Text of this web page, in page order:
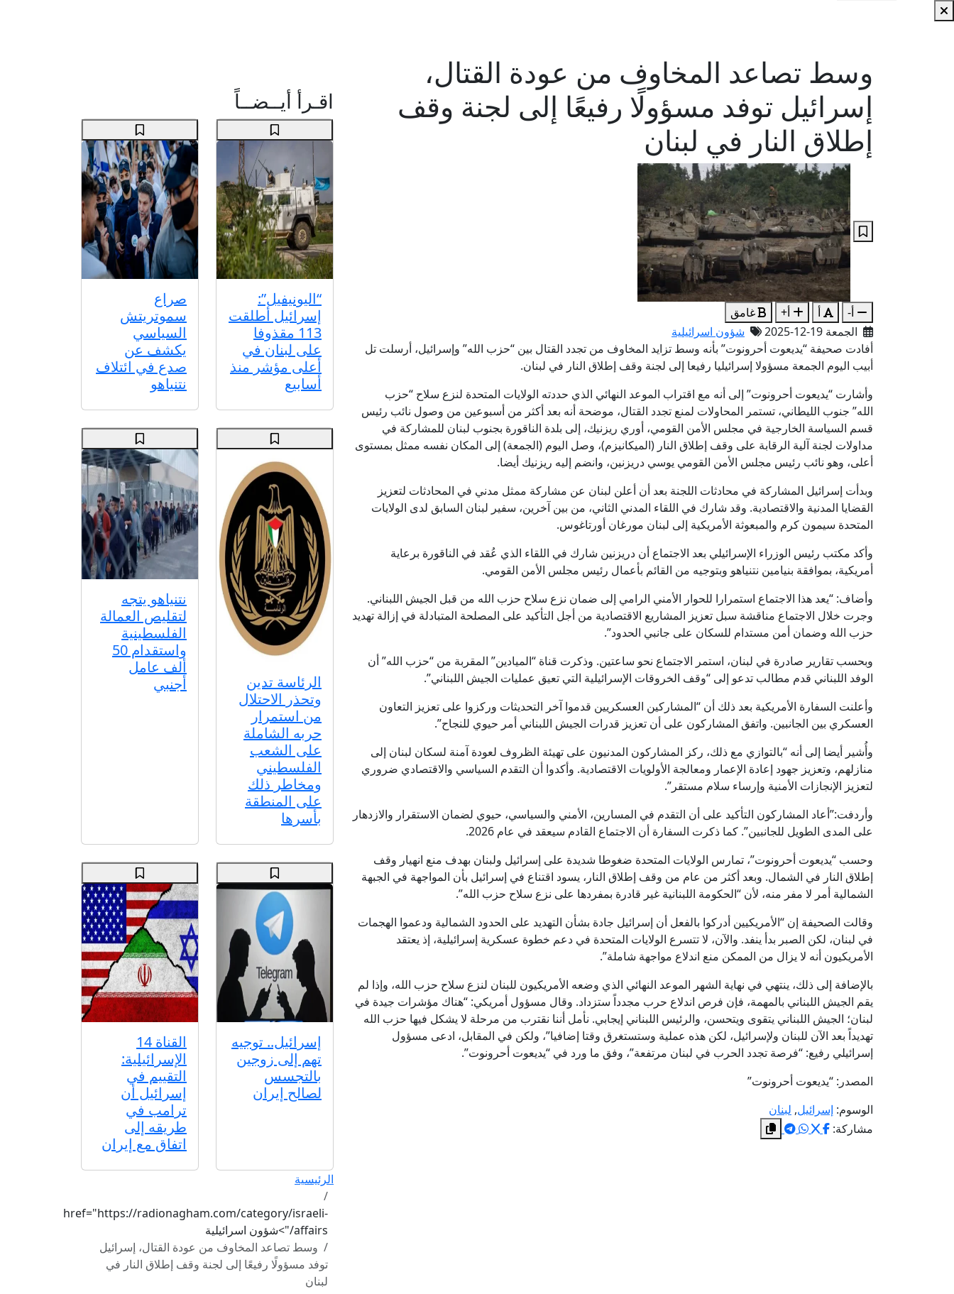
وسط تصاعد المخاوف من عودة القتال،
إسرائيل توفد مسؤولًا رفيعًا إلى لجنة وقف
إطلاق النار في لبنان
أ- أ أ+
غامق
الجمعة 19-12-2025
شؤون اسرائيلية
أفادت صحيفة “يديعوت أحرونوت” بأنه وسط تزايد المخاوف من تجدد القتال بين “حزب الله” وإسرائيل، أرسلت تل
أبيب اليوم الجمعة مسؤولا إسرائيليا رفيعا إلى لجنة وقف إطلاق النار في لبنان.
وأشارت “يديعوت أحرونوت” إلى أنه مع اقتراب الموعد النهائي الذي حددته الولايات المتحدة لنزع سلاح “حزب
الله” جنوب الليطاني، تستمر المحاولات لمنع تجدد القتال، موضحة أنه بعد أكثر من أسبوعين من وصول نائب رئيس
قسم السياسة الخارجية في مجلس الأمن القومي، أوري ريزنيك، إلى بلدة الناقورة بجنوب لبنان للمشاركة في
مداولات لجنة آلية الرقابة على وقف إطلاق النار (الميكانيزم)، وصل اليوم (الجمعة) إلى المكان نفسه ممثل بمستوى
أعلى، وهو نائب رئيس مجلس الأمن القومي يوسي دريزنين، وانضم إليه ريزنيك أيضا.
وبدأت إسرائيل المشاركة في محادثات اللجنة بعد أن أعلن لبنان عن مشاركة ممثل مدني في المحادثات لتعزيز
القضايا المدنية والاقتصادية. وقد شارك في اللقاء المدني الثاني، من بين آخرين، سفير لبنان السابق لدى الولايات
المتحدة سيمون كرم والمبعوثة الأمريكية إلى لبنان مورغان أورتاغوس.
وأكد مكتب رئيس الوزراء الإسرائيلي بعد الاجتماع أن دريزنين شارك في اللقاء الذي عُقد في الناقورة برعاية
أمريكية، بموافقة بنيامين نتنياهو وبتوجيه من القائم بأعمال رئيس مجلس الأمن القومي.
وأضاف: “يعد هذا الاجتماع استمرارا للحوار الأمني الرامي إلى ضمان نزع سلاح حزب الله من قبل الجيش اللبناني.
وجرت خلال الاجتماع مناقشة سبل تعزيز المشاريع الاقتصادية من أجل التأكيد على المصلحة المتبادلة في إزالة تهديد
حزب الله وضمان أمن مستدام للسكان على جانبي الحدود”.
وبحسب تقارير صادرة في لبنان، استمر الاجتماع نحو ساعتين. وذكرت قناة “الميادين” المقربة من “حزب الله” أن
الوفد اللبناني قدم مطالب تدعو إلى “وقف الخروقات الإسرائيلية التي تعيق عمليات الجيش اللبناني”.
وأعلنت السفارة الأمريكية بعد ذلك أن “المشاركين العسكريين قدموا آخر التحديثات وركزوا على تعزيز التعاون
العسكري بين الجانبين. واتفق المشاركون على أن تعزيز قدرات الجيش اللبناني أمر حيوي للنجاح”.
وأُشير أيضا إلى أنه “بالتوازي مع ذلك، ركز المشاركون المدنيون على تهيئة الظروف لعودة آمنة لسكان لبنان إلى
منازلهم، وتعزيز جهود إعادة الإعمار ومعالجة الأولويات الاقتصادية. وأكدوا أن التقدم السياسي والاقتصادي ضروري
لتعزيز الإنجازات الأمنية وإرساء سلام مستقر”.
وأردفت:”أعاد المشاركون التأكيد على أن التقدم في المسارين، الأمني والسياسي، حيوي لضمان الاستقرار والازدهار
على المدى الطويل للجانبين”. كما ذكرت السفارة أن الاجتماع القادم سيعقد في عام 2026.
وحسب “يديعوت أحرونوت”، تمارس الولايات المتحدة ضغوطا شديدة على إسرائيل ولبنان بهدف منع انهيار وقف
إطلاق النار في الشمال. وبعد أكثر من عام من وقف إطلاق النار، يسود اقتناع في إسرائيل بأن المواجهة في الجبهة
الشمالية أمر لا مفر منه، لأن “الحكومة اللبنانية غير قادرة بمفردها على نزع سلاح حزب الله”.
وقالت الصحيفة إن “الأمريكيين أدركوا بالفعل أن إسرائيل جادة بشأن التهديد على الحدود الشمالية ودعموا الهجمات
في لبنان، لكن الصبر بدأ ينفد. والآن، لا تتسرع الولايات المتحدة في دعم خطوة عسكرية إسرائيلية، إذ يعتقد
الأمريكيون أنه لا يزال من الممكن منع اندلاع مواجهة شاملة”.
بالإضافة إلى ذلك، ينتهي في نهاية الشهر الموعد النهائي الذي وضعه الأمريكيون للبنان لنزع سلاح حزب الله، وإذا لم
يقم الجيش اللبناني بالمهمة، فإن فرص اندلاع حرب مجدداً ستزداد. وقال مسؤول أمريكي: “هناك مؤشرات جيدة في
لبنان؛ الجيش اللبناني يتقوى ويتحسن، والرئيس اللبناني إيجابي. نأمل أننا نقترب من مرحلة لا يشكل فيها حزب الله
تهديداً بعد الآن للبنان ولإسرائيل، لكن هذه عملية وستستغرق وقتا إضافيا”، ولكن في المقابل، ادعى مسؤول
إسرائيلي رفيع: “فرصة تجدد الحرب في لبنان مرتفعة”، وفق ما ورد في “يديعوت أحرونوت”.
المصدر: “يديعوت أحرونوت”
الوسوم: إسرائيل, لبنان
مشاركة:
اقـرأ أيــضــاً
“اليونيفيل”:
إسرائيل أطلقت
113 مقذوفا
على لبنان في
أعلى مؤشر منذ
أسابيع
صراع
سموتريتش
السياسي
يكشف عن
صدع في ائتلاف
نتنياهو
الرئاسة تدين
وتحذر الاحتلال
من استمرار
حربه الشاملة
على الشعب
الفلسطيني
ومخاطر ذلك
على المنطقة
بأسرها
نتنياهو يتجه
لتقليص العمالة
الفلسطينية
واستقدام 50
ألف عامل
أجنبي
إسرائيل.. توجيه
تهم إلى زوجين
بالتجسس
لصالح إيران
القناة 14
الإسرائيلية:
التقييم في
إسرائيل أن
ترامب في
طريقه إلى
اتفاق مع إيران
الرئيسية
href="https://radionagham.com/category/israeli-
affairs/">شؤون اسرائيلية
وسط تصاعد المخاوف من عودة القتال، إسرائيل
توفد مسؤولًا رفيعًا إلى لجنة وقف إطلاق النار في
لبنان